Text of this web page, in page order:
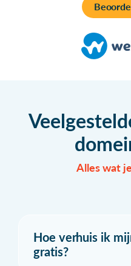
Alles wat
Hoe verhuis ik
gratis?